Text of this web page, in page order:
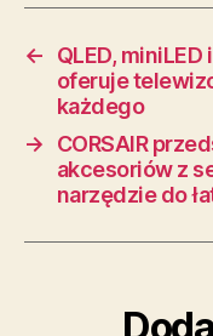
←
QLED,
oferuje
każdego
→
CORSAIR
akcesoriów z
narzędzie do